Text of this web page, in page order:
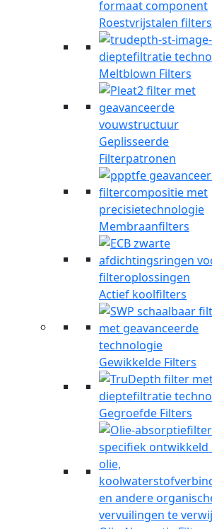
Roestvrijstalen filters
Meltblown Filters
Geplisseerde
Filterpatronen
Membraanfilters
Actief koolfilters
Gewikkelde Filters
Gegroefde Filters